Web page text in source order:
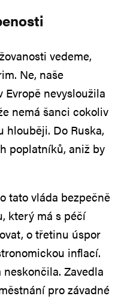
vedeme,
Ne, naše
nevysloužila
nemá šanci cokoliv
hlouběji. Do Ruska,
poplatníků, aniž by
tato vláda bezpečně
který má s péčí
o třetinu úspor
inflací.
Zavedla
pro závadné